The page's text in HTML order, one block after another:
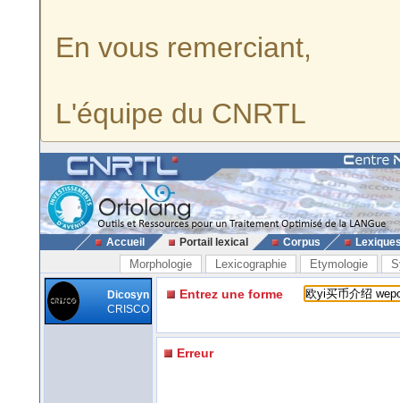
En vous remerciant,
L'équipe du CNRTL
Accueil Portail lexical Corpus
Morphologie Lexicographie Etymologie
Dicosyn
CRISCO
Entrez une forme
Erreur